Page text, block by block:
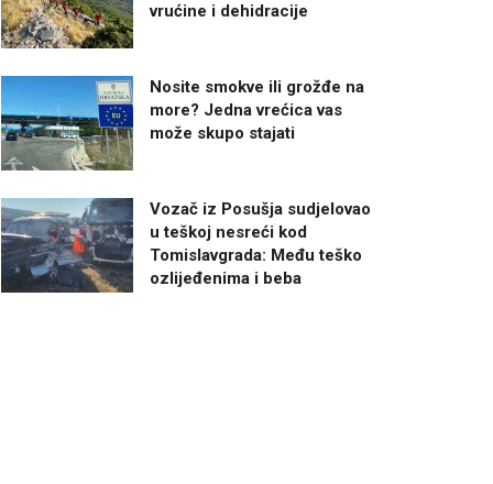
vrućine i dehidracije
Nosite smokve ili grožđe na
more? Jedna vrećica vas
može skupo stajati
Vozač iz Posušja sudjelovao
u teškoj nesreći kod
Tomislavgrada: Među teško
ozlijeđenima i beba